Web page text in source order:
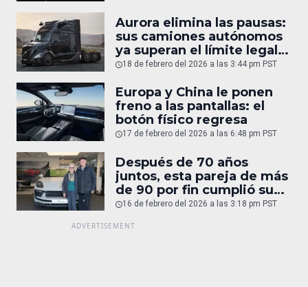
Aurora elimina las pausas:
sus camiones autónomos
ya superan el límite legal
humano
18 de febrero del 2026 a las 3:44 pm PST
Europa y China le ponen
freno a las pantallas: el
botón físico regresa
17 de febrero del 2026 a las 6:48 pm PST
Después de 70 años
juntos, esta pareja de más
de 90 por fin cumplió su
sueño: un Porsche
16 de febrero del 2026 a las 3:18 pm PST